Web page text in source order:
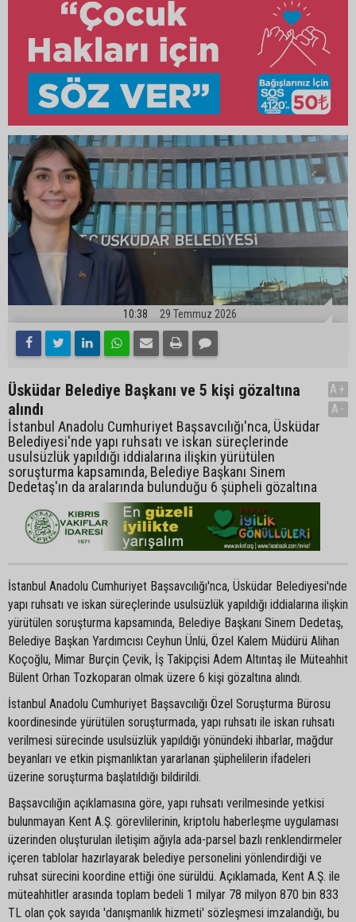
10:38 29 Temmuz 2026
Üsküdar Belediye Başkanı ve 5 kişi gözaltına
alındı
İstanbul Anadolu Cumhuriyet Başsavcılığı'nca, Üsküdar
Belediyesi'nde yapı ruhsatı ve iskan süreçlerinde
usulsüzlük yapıldığı iddialarına ilişkin yürütülen
soruşturma kapsamında, Belediye Başkanı Sinem
Dedetaş'ın da aralarında bulunduğu 6 şüpheli gözaltına
A+
A-
İstanbul Anadolu Cumhuriyet Başsavcılığı'nca, Üsküdar Belediyesi'nde
yapı ruhsatı ve iskan süreçlerinde usulsüzlük yapıldığı iddialarına ilişkin
yürütülen soruşturma kapsamında, Belediye Başkanı Sinem Dedetaş,
Belediye Başkan Yardımcısı Ceyhun Ünlü, Özel Kalem Müdürü Alihan
Koçoğlu, Mimar Burçin Çevik, İş Takipçisi Adem Altıntaş ile Müteahhit
Bülent Orhan Tozkoparan olmak üzere 6 kişi gözaltına alındı.
İstanbul Anadolu Cumhuriyet Başsavcılığı Özel Soruşturma Bürosu
koordinesinde yürütülen soruşturmada, yapı ruhsatı ile iskan ruhsatı
verilmesi sürecinde usulsüzlük yapıldığı yönündeki ihbarlar, mağdur
beyanları ve etkin pişmanlıktan yararlanan şüphelilerin ifadeleri
üzerine soruşturma başlatıldığı bildirildi.
Başsavcılığın açıklamasına göre, yapı ruhsatı verilmesinde yetkisi
bulunmayan Kent A.Ş. görevlilerinin, kriptolu haberleşme uygulaması
üzerinden oluşturulan iletişim ağıyla ada-parsel bazlı renklendirmeler
içeren tablolar hazırlayarak belediye personelini yönlendirdiği ve
ruhsat sürecini koordine ettiği öne sürüldü. Açıklamada, Kent A.Ş. ile
müteahhitler arasında toplam bedeli 1 milyar 78 milyon 870 bin 833
TL olan çok sayıda 'danışmanlık hizmeti' sözleşmesi imzalandığı, bu